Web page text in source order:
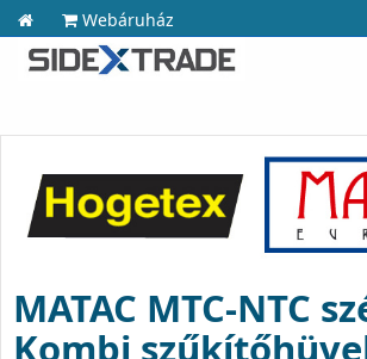
Webáruház
MATAC MTC-NTC
Kombi